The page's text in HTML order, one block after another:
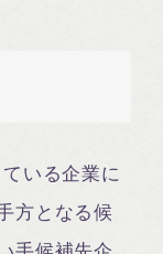
いる企業に
方となる候